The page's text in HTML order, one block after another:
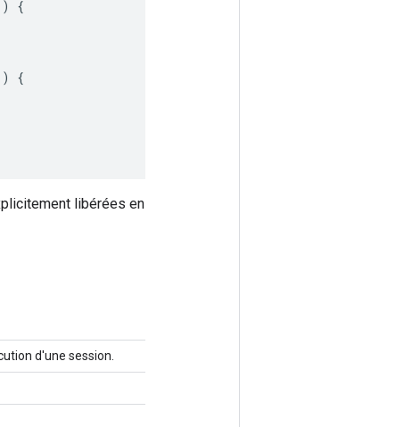
{
{
libérées en
d'une session.